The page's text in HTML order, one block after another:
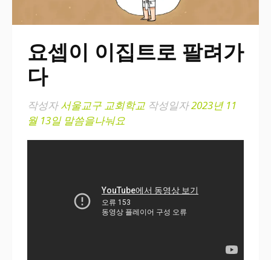
요셉이 이집트로 팔려가
다
작성자서울교구 교회학교 작성일자2023년 11
월 13일 말씀을나눠요